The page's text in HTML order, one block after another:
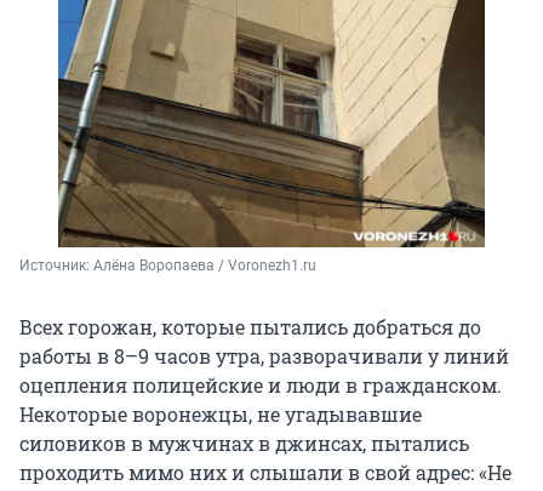
Источник: Алёна Воропаева / Voronezh1.ru
Всех горожан, которые пытались добраться до
работы в 8–9 часов утра, разворачивали у линий
оцепления полицейские и люди в гражданском.
Некоторые воронежцы, не угадывавшие
силовиков в мужчинах в джинсах, пытались
проходить мимо них и слышали в свой адрес: «Не